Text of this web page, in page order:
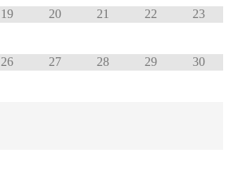
19 20 21 22 23
26 27 28 29 30